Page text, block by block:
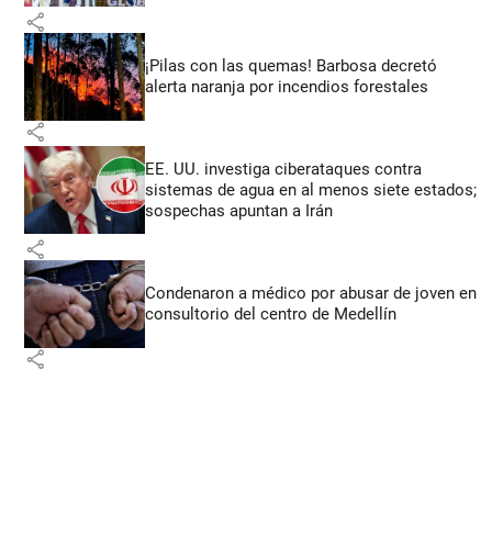
share
¡Pilas con las quemas! Barbosa decretó
alerta naranja por incendios forestales
share
EE. UU. investiga ciberataques contra
sistemas de agua en al menos siete estados;
sospechas apuntan a Irán
share
Condenaron a médico por abusar de joven en
consultorio del centro de Medellín
share